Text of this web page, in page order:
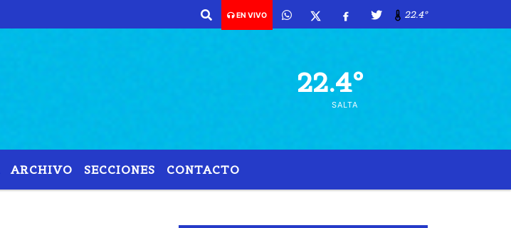
EN VIVO 22.4º
22.4º
SALTA
ARCHIVO SECCIONES CONTACTO